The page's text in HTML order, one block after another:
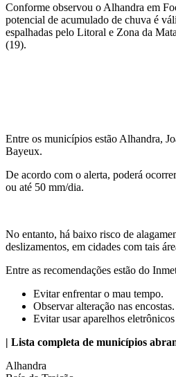
Conforme observou o Alhandra em
potencial de acumulado de chuva é
espalhadas pelo Litoral e Zona da
(19).
Entre os municípios estão Alhandra,
Bayeux.
De acordo com o alerta, poderá
ou até 50 mm/dia.
No entanto, há baixo risco de
deslizamentos, em cidades com tais
Entre as recomendações estão do
Evitar enfrentar o mau tempo.
Observar alteração nas encostas.
Evitar usar aparelhos
| Lista completa de municípios
Alhandra